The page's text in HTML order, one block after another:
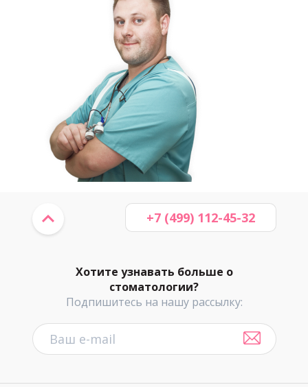
Хотите узнавать больше о
стоматологии?
Подпишитесь на нашу рассылку:
+7 (499) 112-45-32